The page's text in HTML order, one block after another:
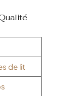
de lit